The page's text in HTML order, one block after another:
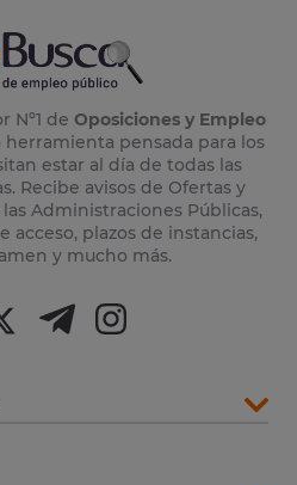
Nº1 de Oposiciones y Empleo
herramienta pensada para los
estar al día de todas las
Recibe avisos de Ofertas y
Administraciones Públicas,
acceso, plazos de instancias,
y mucho más.